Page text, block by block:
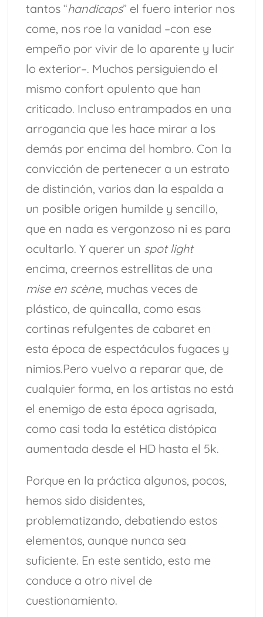
tantos “handicaps” el fuero interior nos
come, nos roe la vanidad –con ese
empeño por vivir de lo aparente y lucir
lo exterior–. Muchos persiguiendo el
mismo confort opulento que han
criticado. Incluso entrampados en una
arrogancia que les hace mirar a los
demás por encima del hombro. Con la
convicción de pertenecer a un estrato
de distinción, varios dan la espalda a
un posible origen humilde y sencillo,
que en nada es vergonzoso ni es para
ocultarlo. Y querer un spot light
encima, creernos estrellitas de una
mise en scène, muchas veces de
plástico, de quincalla, como esas
cortinas refulgentes de cabaret en
esta época de espectáculos fugaces y
nimios.Pero vuelvo a reparar que, de
cualquier forma, en los artistas no está
el enemigo de esta época agrisada,
como casi toda la estética distópica
aumentada desde el HD hasta el 5k.
Porque en la práctica algunos, pocos,
hemos sido disidentes,
problematizando, debatiendo estos
elementos, aunque nunca sea
suficiente. En este sentido, esto me
conduce a otro nivel de
cuestionamiento.